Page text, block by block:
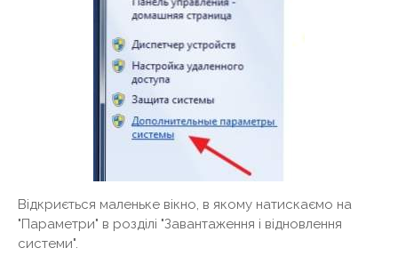
Відкриється маленьке вікно, в якому натискаємо на
"Параметри" в розділі "Завантаження і відновлення
системи".